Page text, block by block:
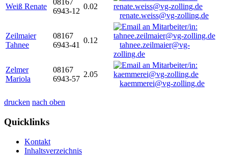
Weiß Renate
08167
6943-12
0.02
renate.weiss@vg-zolling.de
Zeilmaier
Tahnee
08167
6943-41
0.12
tahnee.zeilmaier@vg-
zolling.de
Zelmer
Mariola
08167
6943-57
2.05
kaemmerei@vg-zolling.de
drucken nach oben
Quicklinks
Kontakt
Inhaltsverzeichnis